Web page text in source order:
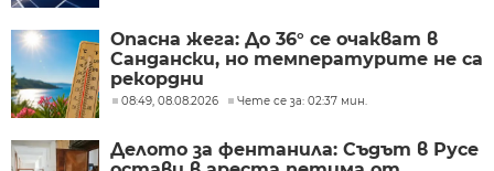
Опасна жега: До 36° се очакват в
Сандански, но температурите не са
рекордни
08:49, 08.08.2026 Чете се за: 02:37 мин.
Делото за фентанила: Съдът в Русе